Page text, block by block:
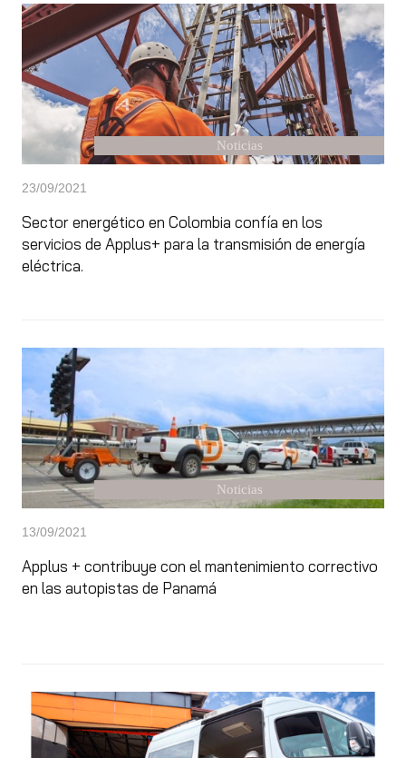
Noticias
23/09/2021
Sector energético en Colombia confía en los
servicios de Applus+ para la transmisión de energía
eléctrica.
Noticias
13/09/2021
Applus + contribuye con el mantenimiento correctivo
en las autopistas de Panamá